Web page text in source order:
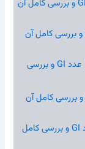
شاخص گلیسمی نان جو دوسر پخته | عدد GI و بررسی
شاخص گلیسمی نان خمیر ترش | عدد GI و بررسی کامل